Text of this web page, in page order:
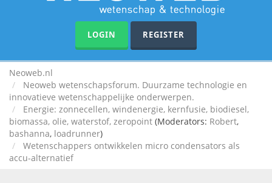
LOGIN REGISTER
Neoweb.nl
Neoweb wetenschapsforum. Duurzame technologie en
innovatieve wetenschappelijke onderwerpen.
Energie: zonnecellen, windenergie, kernfusie, biodiesel,
biomassa, olie, waterstof, zeropoint (Moderators: Robert,
bashanna, loadrunner)
Wetenschappers ontwikkelen micro condensators als
accu-alternatief